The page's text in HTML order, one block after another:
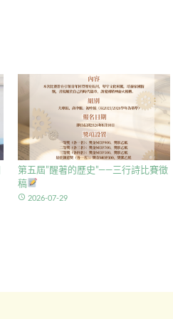
第五屆”醒著的歷史”——三行詩比賽徵
稿
access_time 2026-07-29